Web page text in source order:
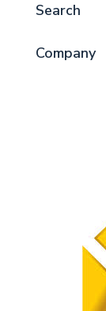
Search
Company